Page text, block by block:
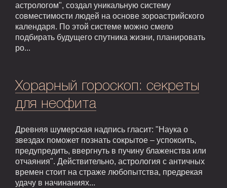
астрологом", создал уникальную систему
совместимости людей на основе зороастрийского
календаря. По этой системе можно смело
подбирать будущего спутника жизни, планировать
ро...
Хорарный гороскоп: секреты
для неофита
Древняя шумерская надпись гласит: "Наука о
звездах поможет познать сокрытое – успокоить,
предупредить, ввергнуть в пучину блаженства или
отчаяния". Действительно, астрология с античных
времен стоит на страже любопытства, предрекая
удачу в начинаниях...